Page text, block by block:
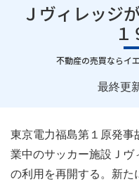
Ｊヴィレッジ
不動産の売買ならイ
最終更
東京電力福島第１原発
業中のサッカー施設Ｊヴ
の利用を再開する。新た